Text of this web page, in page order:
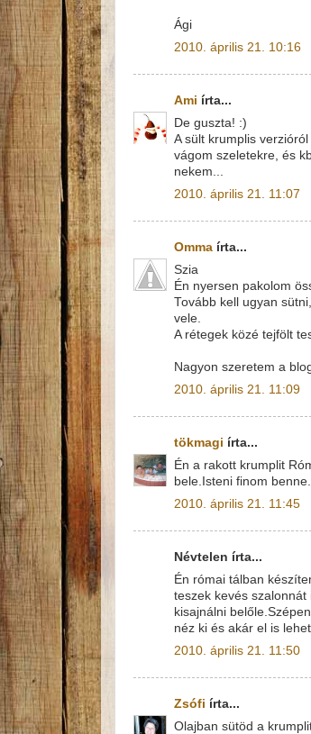
Ági
2010. április 21. 10:16
Ami írta...
De guszta! :)
A sült krumplis
vágom szeletekre, és
nekem...
2010. április 21. 11:07
Omma írta...
Szia
Én nyersen pakolom
Tovább kell ugyan
vele.
A rétegek közé tejfölt
Nagyon szeretem a
2010. április 21. 11:09
tökmagi írta...
Én a rakott krumplit
bele.Isteni finom
2010. április 21. 11:45
Névtelen írta...
Én római tálban
teszek kevés
kisajnálni
néz ki és akár el is
2010. április 21. 11:50
Zsófi írta...
Olajban sütöd a